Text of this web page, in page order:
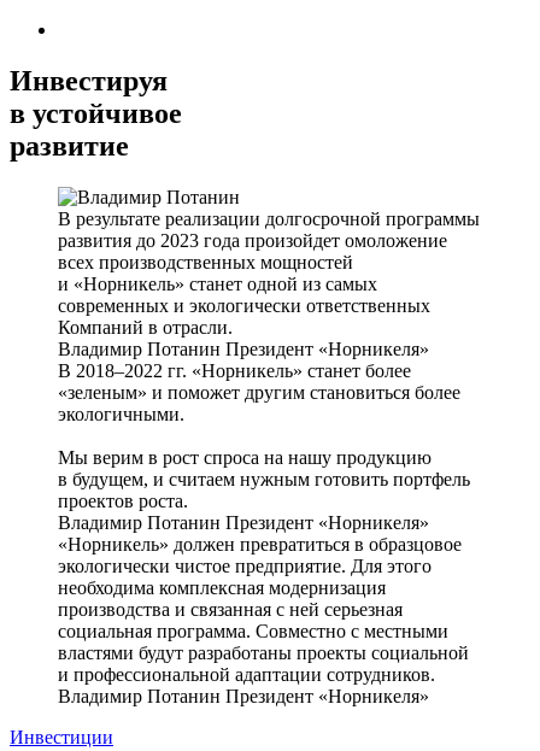
Инвестируя
в устойчивое
развитие
В результате реализации долгосрочной программы
развития до 2023 года произойдет омоложение
всех производственных мощностей
и «Норникель» станет одной из самых
современных и экологически ответственных
Компаний в отрасли.
Владимир Потанин Президент «Норникеля»
В 2018–2022 гг. «Норникель» станет более
«зеленым» и поможет другим становиться более
экологичными.
Мы верим в рост спроса на нашу продукцию
в будущем, и считаем нужным готовить портфель
проектов роста.
Владимир Потанин Президент «Норникеля»
«Норникель» должен превратиться в образцовое
экологически чистое предприятие. Для этого
необходима комплексная модернизация
производства и связанная с ней серьезная
социальная программа. Совместно с местными
властями будут разработаны проекты социальной
и профессиональной адаптации сотрудников.
Владимир Потанин Президент «Норникеля»
Инвестиции